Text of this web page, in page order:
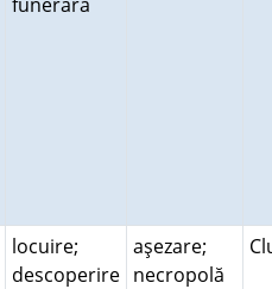
locuire;
descoperire
aşezare;
necropolă